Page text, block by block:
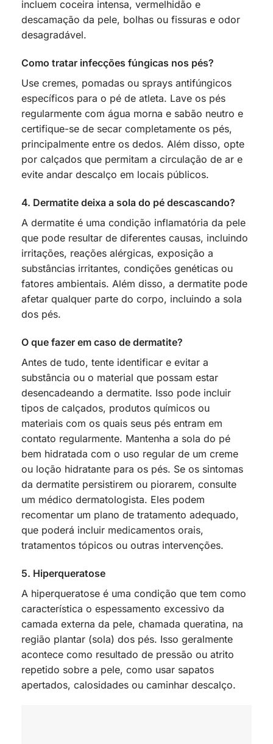
incluem coceira intensa, vermelhidão e
descamação da pele, bolhas ou fissuras e odor
desagradável.
Como tratar infecções fúngicas nos pés?
Use cremes, pomadas ou sprays antifúngicos
específicos para o pé de atleta. Lave os pés
regularmente com água morna e sabão neutro e
certifique-se de secar completamente os pés,
principalmente entre os dedos. Além disso, opte
por calçados que permitam a circulação de ar e
evite andar descalço em locais públicos.
4. Dermatite deixa a sola do pé descascando?
A dermatite é uma condição inflamatória da pele
que pode resultar de diferentes causas, incluindo
irritações, reações alérgicas, exposição a
substâncias irritantes, condições genéticas ou
fatores ambientais. Além disso, a dermatite pode
afetar qualquer parte do corpo, incluindo a sola
dos pés.
O que fazer em caso de dermatite?
Antes de tudo, tente identificar e evitar a
substância ou o material que possam estar
desencadeando a dermatite. Isso pode incluir
tipos de calçados, produtos químicos ou
materiais com os quais seus pés entram em
contato regularmente. Mantenha a sola do pé
bem hidratada com o uso regular de um creme
ou loção hidratante para os pés. Se os sintomas
da dermatite persistirem ou piorarem, consulte
um médico dermatologista. Eles podem
recomentar um plano de tratamento adequado,
que poderá incluir medicamentos orais,
tratamentos tópicos ou outras intervenções.
5. Hiperqueratose
A hiperqueratose é uma condição que tem como
característica o espessamento excessivo da
camada externa da pele, chamada queratina, na
região plantar (sola) dos pés. Isso geralmente
acontece como resultado de pressão ou atrito
repetido sobre a pele, como usar sapatos
apertados, calosidades ou caminhar descalço.